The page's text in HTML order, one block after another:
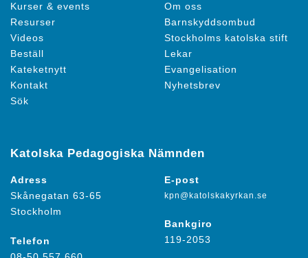
Kurser & events
Resurser
Videos
Beställ
Kateketnytt
Kontakt
Sök
Om oss
Barnskyddsombud
Stockholms katolska stift
Lekar
Evangelisation
Nyhetsbrev
Katolska Pedagogiska Nämnden
Adress
Skånegatan 63-65
Stockholm
Telefon
E-post
kpn@katolskakyrkan.se
Bankgiro
119-2053